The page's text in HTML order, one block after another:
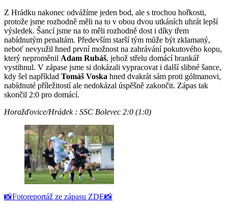
Z Hrádku nakonec odvážíme jeden bod, ale s trochou hořkosti,
protože jsme rozhodně měli na to v obou dvou utkáních uhrát lepší
výsledek. Šancí jsme na to měli rozhodně dost i díky třem
nabídnutým penaltám. Především starší tým může být zklamaný,
neboť nevyužil hned první možnost na zahrávání pokutového kopu,
který neproměnil Adam Rubáš, jehož střelu domácí brankář
vystihnul. V zápase jsme si dokázali vypracovat i další slibné šance,
kdy šel například Tomáš Voska hned dvakrát sám proti gólmanovi,
nabídnuté příležitostí ale nedokázal úspěšně zakončit. Zápas tak
skončil 2:0 pro domácí.
Horažďovice/Hrádek : SSC Bolevec 2:0 (1:0)
📸Fotoreportáž ze zápasu ZDE📸